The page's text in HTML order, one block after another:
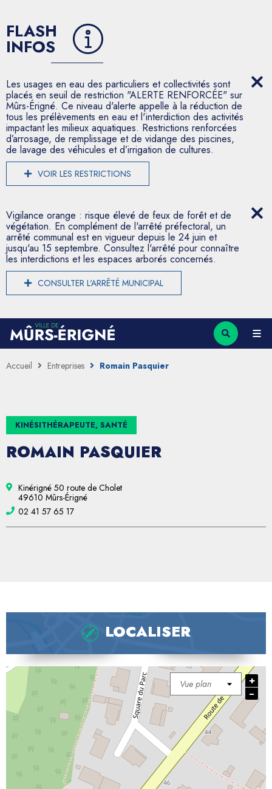
FLASH
INFOS
Les usages en eau des particuliers et collectivités sont
placés en seuil de restriction "ALERTE RENFORCÉE" sur
Mûrs-Érigné. Ce niveau d'alerte appelle à la réduction de
tous les prélèvements en eau et l'interdiction des activités
impactant les milieux aquatiques. Restrictions renforcées
d’arrosage, de remplissage et de vidange des piscines,
de lavage des véhicules et d’irrigation de cultures.
VOIR LES RESTRICTIONS
Vigilance orange : risque élevé de feux de forêt et de
végétation. En complément de l'arrêté préfectoral, un
arrêté communal est en vigueur depuis le 24 juin et
jusqu'au 15 septembre. Consultez l'arrêté pour connaître
les interdictions et les espaces arborés concernés.
CONSULTER L'ARRÊTÉ MUNICIPAL
Accueil Entreprises Romain Pasquier
KINÉSITHÉRAPEUTE, SANTÉ
ROMAIN PASQUIER
Kinérigné 50 route de Cholet
49610 Mûrs-Érigné
02 41 57 65 17
LOCALISER
+
−